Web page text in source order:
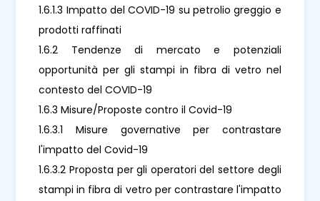
1.6.1.3 Impatto del COVID-19 su petrolio greggio e
prodotti raffinati
1.6.2 Tendenze di mercato e potenziali
opportunità per gli stampi in fibra di vetro nel
contesto del COVID-19
1.6.3 Misure/Proposte contro il Covid-19
1.6.3.1 Misure governative per contrastare
l'impatto del Covid-19
1.6.3.2 Proposta per gli operatori del settore degli
stampi in fibra di vetro per contrastare l'impatto